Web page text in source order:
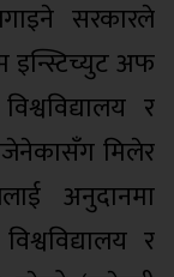
सरकारले
इन्स्टिच्युट अफ
र
मिलेर
अनुदानमा
र